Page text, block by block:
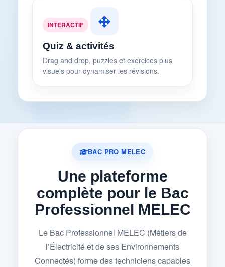
INTERACTIF
Quiz & activités
Drag and drop, puzzles et exercices plus
visuels pour dynamiser les révisions.
BAC PRO MELEC
Une plateforme
complète pour le Bac
Professionnel MELEC
Le Bac Professionnel MELEC (Métiers de
l’Électricité et de ses Environnements
Connectés) forme des techniciens capables